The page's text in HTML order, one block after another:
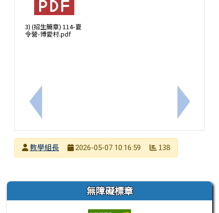
上一筆：「兒童心智圖法－讀書重點高效學習營」
3) (招生簡章) 114-夏
令營-博愛村.pdf
下一筆：
發布者
教學組長
2026-05-07 10:16:59 138
左邊區域內容 無障礙標章